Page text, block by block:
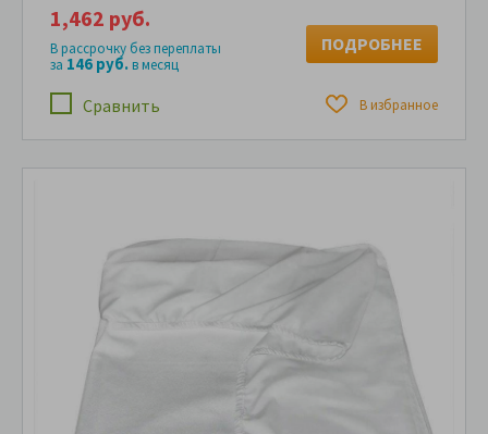
Сравнить В избранное
1,462 руб.
В рассрочку без переплаты
за 146 руб.в месяц
ПОДРОБНЕЕ